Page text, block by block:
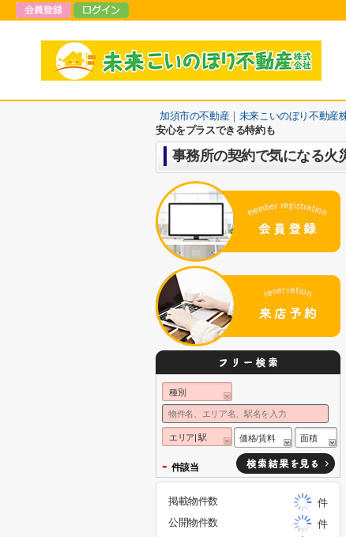
加須市の不動産｜未来こいのぼり不動産
安心をプラスできる特約も
事務所の契約で気になる火
種別
エリア| 駅 価格/賃料 面積
- 件該当
掲載物件数
件
公開物件数
件